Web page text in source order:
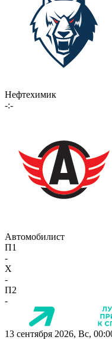
Нефтехимик
-:-
Автомобилист
П1
-
X
-
П2
-
13 сентября 2026, Вс,